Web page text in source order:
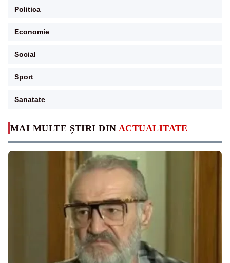
MAI MULTE ȘTIRI DIN ACTUALITATE
Politica
Economie
Social
Sport
Sanatate